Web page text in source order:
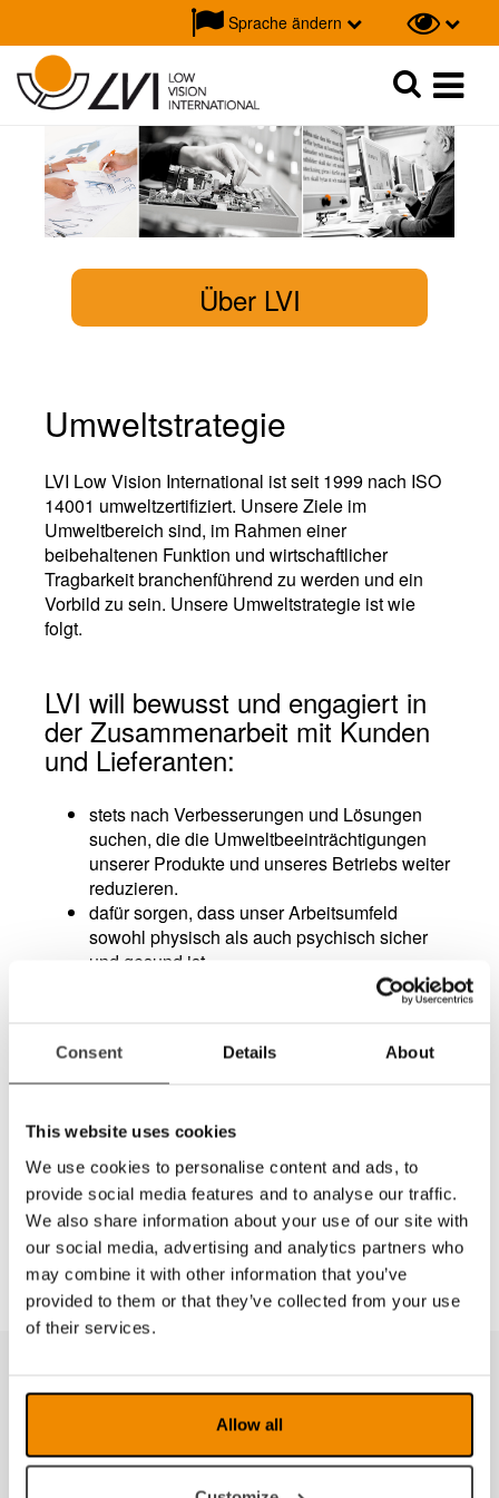
Consent Details About
This website uses cookies
We use cookies to personalise content and ads, to
provide social media features and to analyse our traffic.
We also share information about your use of our site with
our social media, advertising and analytics partners who
may combine it with other information that you’ve
provided to them or that they’ve collected from your use
of their services.
Allow all
Sprache ändern
Suche
Über LVI
Umweltstrategie
LVI Low Vision International ist seit 1999 nach ISO
14001 umweltzertifiziert. Unsere Ziele im
Umweltbereich sind, im Rahmen einer
beibehaltenen Funktion und wirtschaftlicher
Tragbarkeit branchenführend zu werden und ein
Vorbild zu sein. Unsere Umweltstrategie ist wie
folgt.
LVI will bewusst und engagiert in
der Zusammenarbeit mit Kunden
und Lieferanten:
stets nach Verbesserungen und Lösungen
suchen, die die Umweltbeeinträchtigungen
unserer Produkte und unseres Betriebs weiter
reduzieren.
dafür sorgen, dass unser Arbeitsumfeld
sowohl physisch als auch psychisch sicher
und gesund ist.